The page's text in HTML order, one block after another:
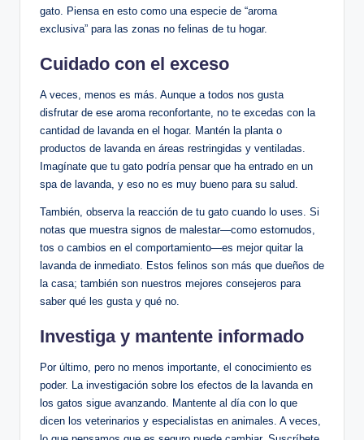
gato. Piensa en esto como una especie de “aroma
exclusiva” para las zonas no felinas de tu hogar.
Cuidado con el exceso
A veces, menos es más. Aunque a todos nos gusta
disfrutar de ese aroma reconfortante, no te excedas con la
cantidad de lavanda en el hogar. Mantén la planta o
productos de lavanda en áreas restringidas y ventiladas.
Imagínate que tu gato podría pensar que ha entrado en un
spa de lavanda, y eso no es muy bueno para su salud.
También, observa la reacción de tu gato cuando lo uses. Si
notas que muestra signos de malestar—como estornudos,
tos o cambios en el comportamiento—es mejor quitar la
lavanda de inmediato. Estos felinos son más que dueños de
la casa; también son nuestros mejores consejeros para
saber qué les gusta y qué no.
Investiga y mantente informado
Por último, pero no menos importante, el conocimiento es
poder. La investigación sobre los efectos de la lavanda en
los gatos sigue avanzando. Mantente al día con lo que
dicen los veterinarios y especialistas en animales. A veces,